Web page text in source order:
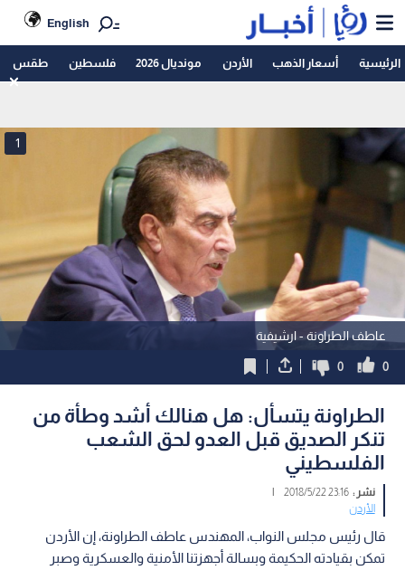
English
الرئيسية أسعار الذهب الأردن مونديال 2026 فلسطين طقس
عاطف الطراونة - ارشيفية
1
0
0
الطراونة يتسأل: هل هنالك أشد وطأة من
تنكر الصديق قبل العدو لحق الشعب
الفلسطيني
نشر :23:16 2018/5/22
|
الأردن
قال رئيس مجلس النواب، المهندس عاطف الطراونة، إن الأردن
تمكن بقيادته الحكيمة وبسالة أجهزتنا الأمنية والعسكرية وصبر